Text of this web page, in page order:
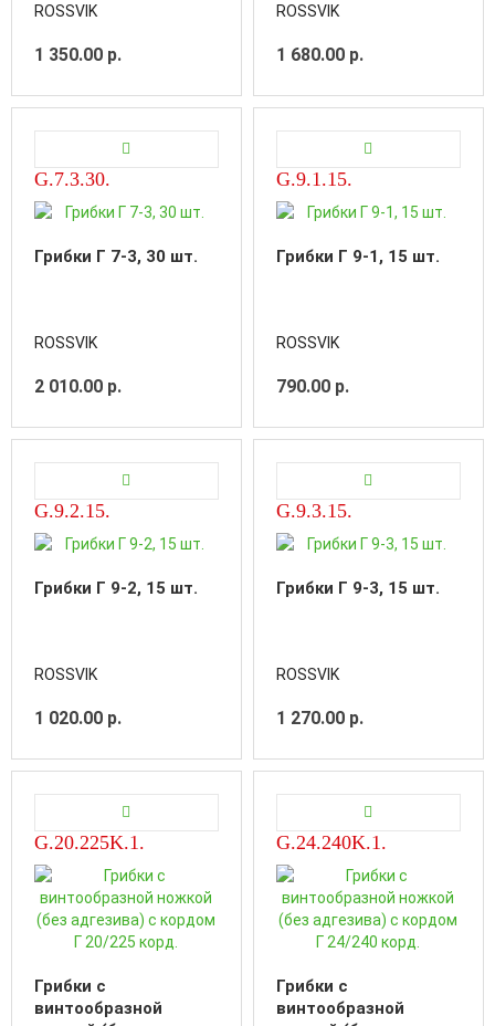
ROSSVIK
1 350.00 р.
ROSSVIK
1 680.00 р.
G.7.3.30.
Грибки Г 7-3, 30 шт.
ROSSVIK
2 010.00 р.
G.9.1.15.
Грибки Г 9-1, 15 шт.
ROSSVIK
790.00 р.
G.9.2.15.
Грибки Г 9-2, 15 шт.
ROSSVIK
1 020.00 р.
G.9.3.15.
Грибки Г 9-3, 15 шт.
ROSSVIK
1 270.00 р.
G.20.225K.1.
Грибки с
винтообразной
G.24.240K.1.
Грибки с
винтообразной